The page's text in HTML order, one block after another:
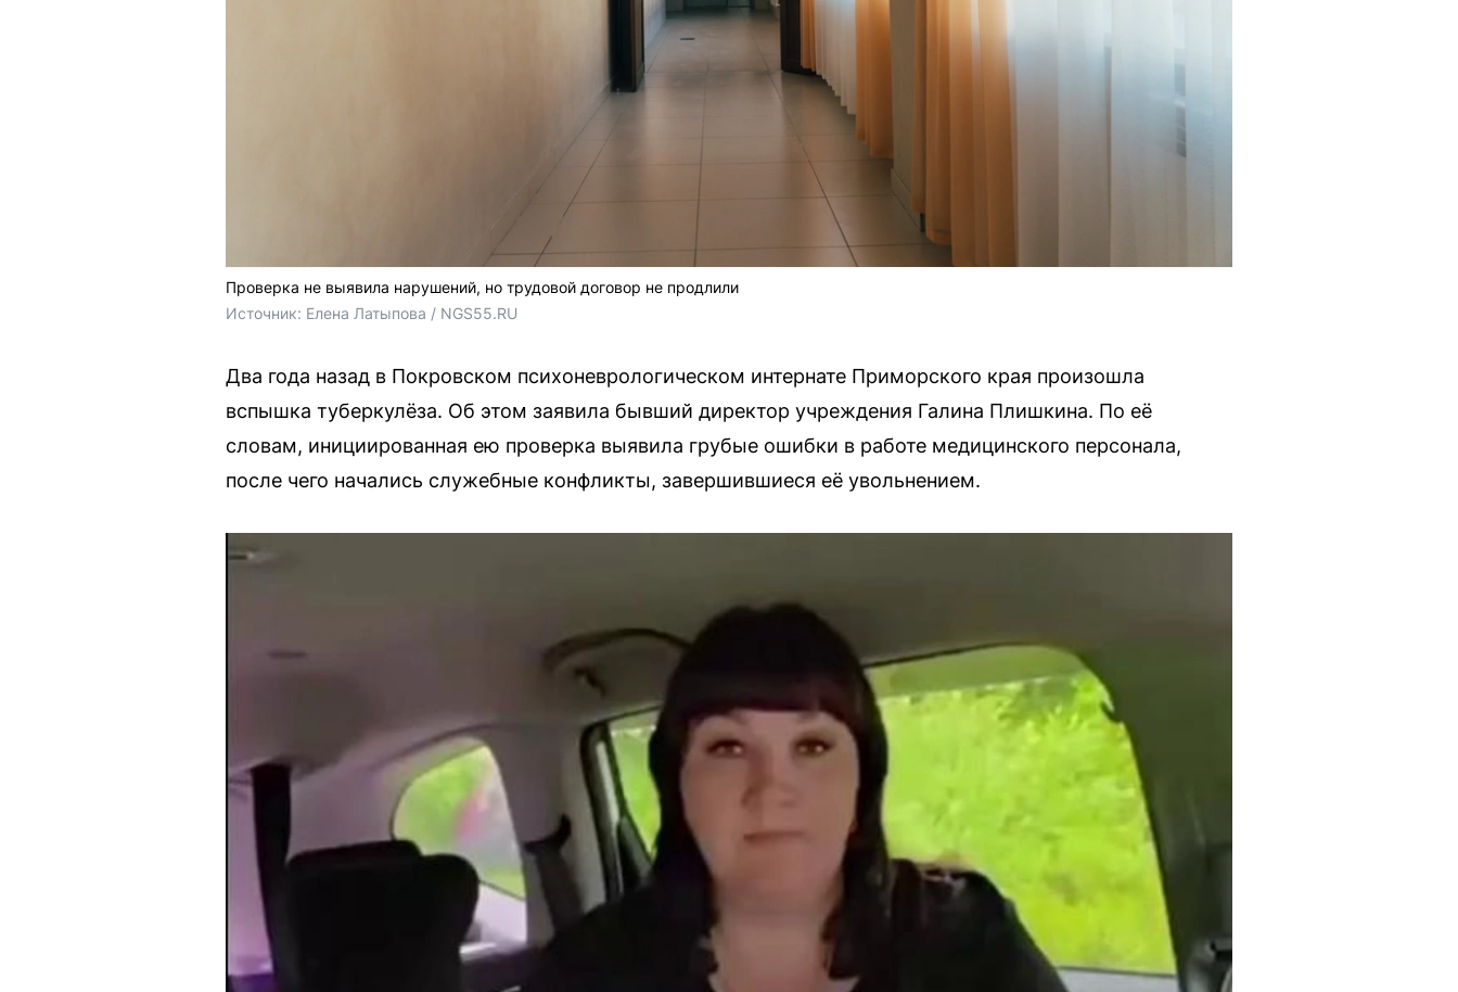
Проверка не выявила нарушений, но трудовой договор не продлили
Источник: Елена Латыпова / NGS55.RU
Два года назад в Покровском психоневрологическом интернате Приморского края произошла
вспышка туберкулёза. Об этом заявила бывший директор учреждения Галина Плишкина. По её
словам, инициированная ею проверка выявила грубые ошибки в работе медицинского персонала,
после чего начались служебные конфликты, завершившиеся её увольнением.